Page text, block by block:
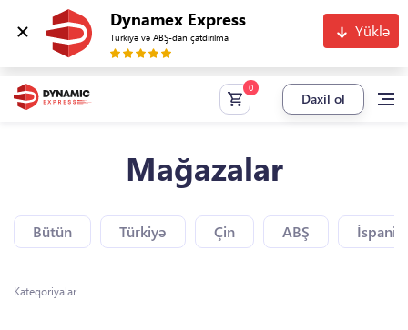
Dynamex Express
Türkiyə və ABŞ-dan çatdırılma Yüklə
Daxil ol
Mağazalar
Bütün Türkiyə Çin ABŞ
Kateqoriyalar